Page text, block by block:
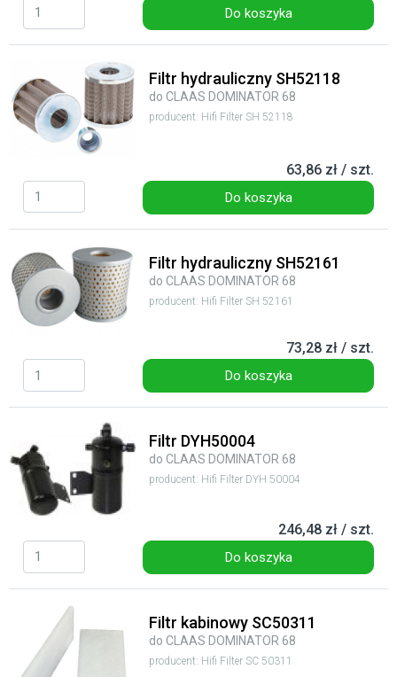
Do koszyka
Filtr hydrauliczny SH52118
do CLAAS DOMINATOR 68
producent: Hifi Filter SH 52118
63,86 zł / szt.
Do koszyka
Filtr hydrauliczny SH52161
do CLAAS DOMINATOR 68
producent: Hifi Filter SH 52161
73,28 zł / szt.
Do koszyka
Filtr DYH50004
do CLAAS DOMINATOR 68
producent: Hifi Filter DYH 50004
246,48 zł / szt.
Do koszyka
Filtr kabinowy SC50311
do CLAAS DOMINATOR 68
producent: Hifi Filter SC 50311